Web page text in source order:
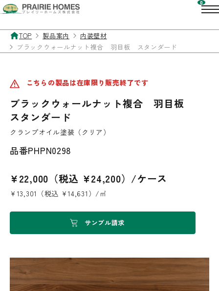
TOP 製品案内
内装壁材
ブラックウォールナット複合 羽目板 スタンダード
こちらの製品は在庫限り販売終了です
ブラックウォールナット複合 羽目板
スタンダード
クランプオイル塗装（クリア）
品番PHPN0298
¥22,000（税込 ¥24,200）/ケース
¥13,301（税込 ¥14,631）/㎡
サンプル請求